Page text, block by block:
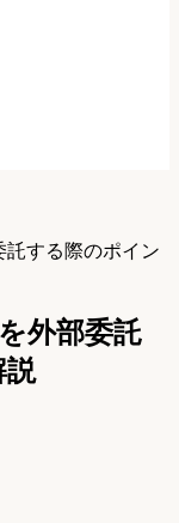
する際のポイン
外部委託
説